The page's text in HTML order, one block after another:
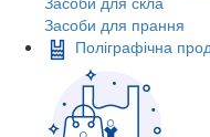
Засоби для прання
Поліграфічна